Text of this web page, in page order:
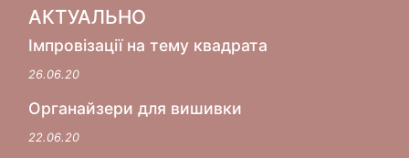
АКТУАЛЬНО
Імпровізації на тему квадрата
26.06.20
Органайзери для вишивки
22.06.20